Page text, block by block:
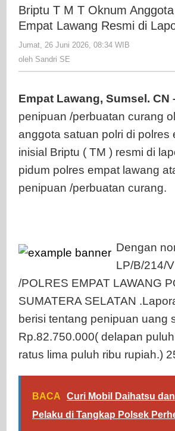
Briptu T M T Oknum
Empat Lawang Resmi di
Jumat, 26 Juni 2026, 08:34 WIB
oleh Sandri SE
Empat Lawang, Sumsel. CN
penipuan /perbuatan curang
anggota satuan polri di polres
inisial Briptu ( TM ) resmi di
pidum polres empat lawang
penipuan /perbuatan curang.
Dengan
LP/B/214/
/POLRES EMPAT LAWANG
SUMATERA SELATAN
berisi tentang penipuan uang
Rp.82.750.000( delapan
ratus lima puluh ribu rupiah.)
BACA
Curi Mobil Daihatsu
Pelaku di Tangkap Polsek